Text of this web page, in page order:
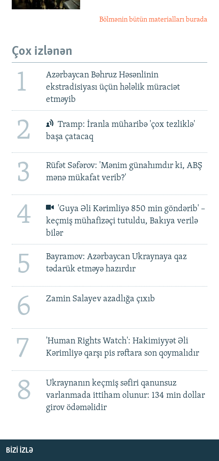
Bölmənin bütün materialları burada
Çox izlənən
1
Azərbaycan Bəhruz Həsənlinin
ekstradisiyası üçün hələlik müraciət
etməyib
2
Tramp: İranla müharibə 'çox tezliklə'
başa çatacaq
3
Rüfət Səfərov: 'Mənim günahımdır ki, ABŞ
mənə mükafat verib?'
4
'Guya Əli Kərimliyə 850 min göndərib' –
keçmiş mühafizəçi tutuldu, Bakıya verilə
bilər
5
Bayramov: Azərbaycan Ukraynaya qaz
tədarük etməyə hazırdır
6 Zamin Salayev azadlığa çıxıb
7
'Human Rights Watch': Hakimiyyət Əli
Kərimliyə qarşı pis rəftara son qoymalıdır
8
Ukraynanın keçmiş səfiri qanunsuz
varlanmada ittiham olunur: 134 min dollar
girov ödəməlidir
BIZI IZLƏ